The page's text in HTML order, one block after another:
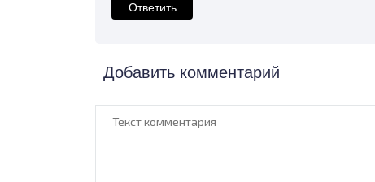
Ответить
Добавить комментарий